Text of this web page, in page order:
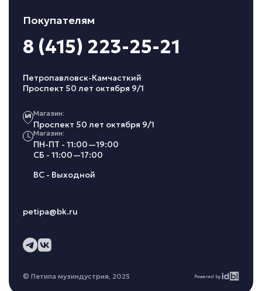
Покупателям
8 (415) 223-25-21
Петропавловск-Камчасткий
Проспект 50 лет октября 9/1
Магазин:
Проспект 50 лет октября 9/1
Магазин:
ПН-ПТ - 11:00—19:00
СБ - 11:00—17:00
ВС - Выходной
petipa@bk.ru
© Петипа музиндустрия, 2025 Powered by